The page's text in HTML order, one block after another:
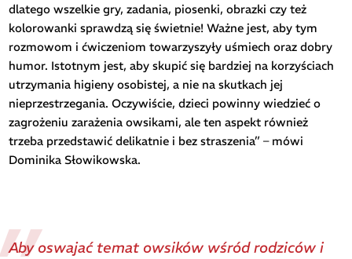
dlatego wszelkie gry, zadania, piosenki, obrazki czy też
kolorowanki sprawdzą się świetnie! Ważne jest, aby tym
rozmowom i ćwiczeniom towarzyszyły uśmiech oraz dobry
humor. Istotnym jest, aby skupić się bardziej na korzyściach
utrzymania higieny osobistej, a nie na skutkach jej
nieprzestrzegania. Oczywiście, dzieci powinny wiedzieć o
zagrożeniu zarażenia owsikami, ale ten aspekt również
trzeba przedstawić delikatnie i bez straszenia” – mówi
Dominika Słowikowska.
Aby oswajać temat owsików wśród rodziców i